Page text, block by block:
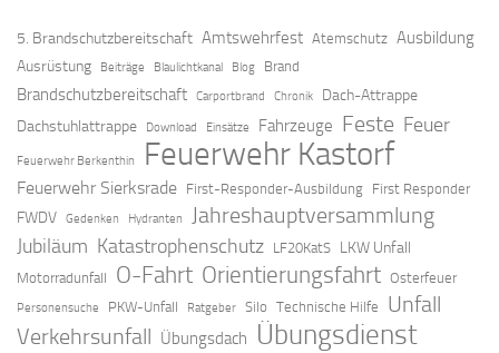
5. Brandschutzbereitschaft Amtswehrfest Atemschutz Ausbildung
Ausrüstung Beiträge Blaulichtkanal Blog Brand
Brandschutzbereitschaft Carportbrand Chronik
Dach-Attrappe
Dachstuhlattrappe
Download Einsätze Fahrzeuge Feste Feuer
Feuerwehr Berkenthin Feuerwehr Kastorf
Feuerwehr Sierksrade First-Responder-Ausbildung First Responder
FWDV Gedenken Hydranten Jahreshauptversammlung
Jubiläum Katastrophenschutz LF20KatS LKW Unfall
Motorradunfall O-Fahrt Orientierungsfahrt Osterfeuer
Personensuche PKW-Unfall Ratgeber Silo Technische Hilfe Unfall
Verkehrsunfall Übungsdach Übungsdienst